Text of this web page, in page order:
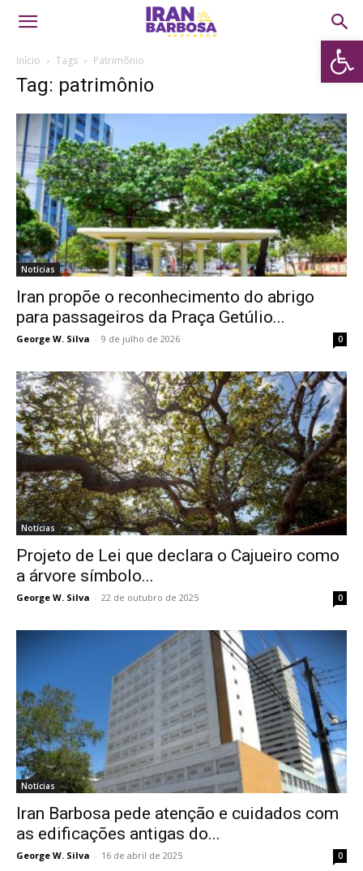
Abrir
Início Tags Patrimônio
Tag: patrimônio
Notícias
Iran propõe o reconhecimento do abrigo
para passageiros da Praça Getúlio...
George W. Silva - 9 de julho de 2026 0
Notícias
Projeto de Lei que declara o Cajueiro como
a árvore símbolo...
George W. Silva - 22 de outubro de 2025 0
Notícias
Iran Barbosa pede atenção e cuidados com
as edificações antigas do...
George W. Silva - 16 de abril de 2025 0